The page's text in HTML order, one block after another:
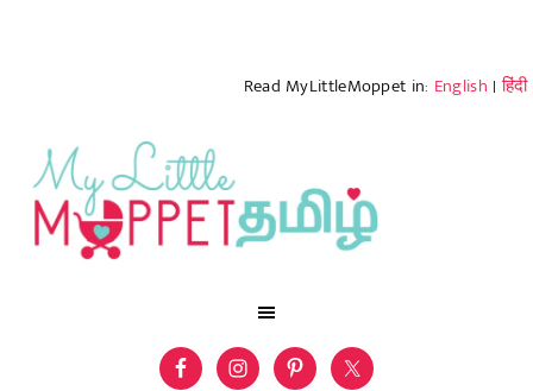
Read MyLittleMoppet in: English |हिंदी